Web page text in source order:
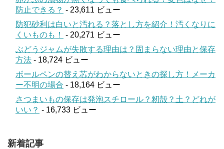
防止できる？ - 23,611 ビュー
防犯砂利は白いと汚れる？落とし方を紹介！汚くなりに
くいものも！
- 20,271 ビュー
ぶどうジャムが失敗する理由は？固まらない理由と保存
方法 - 18,724 ビュー
ボールペンの替え芯がわからないときの探し方！メーカ
ー不明の場合 - 18,164 ビュー
さつまいもの保存は発泡スチロール？籾殻？土？どれが
いい？ - 16,733 ビュー
新着記事